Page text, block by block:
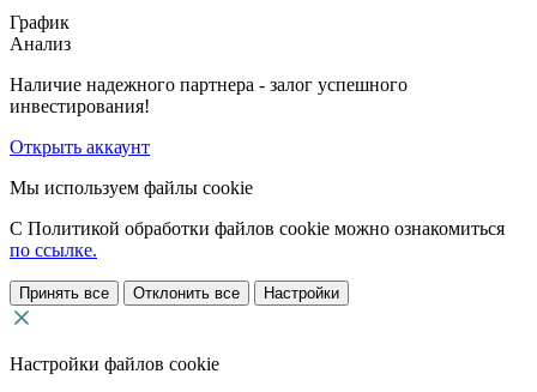
График
Анализ
Наличие надежного партнера - залог успешного
инвестирования!
Открыть аккаунт
Мы используем файлы cookie
С Политикой обработки файлов cookie можно ознакомиться
по ссылке.
Принять все Отклонить все Настройки
Настройки файлов cookie